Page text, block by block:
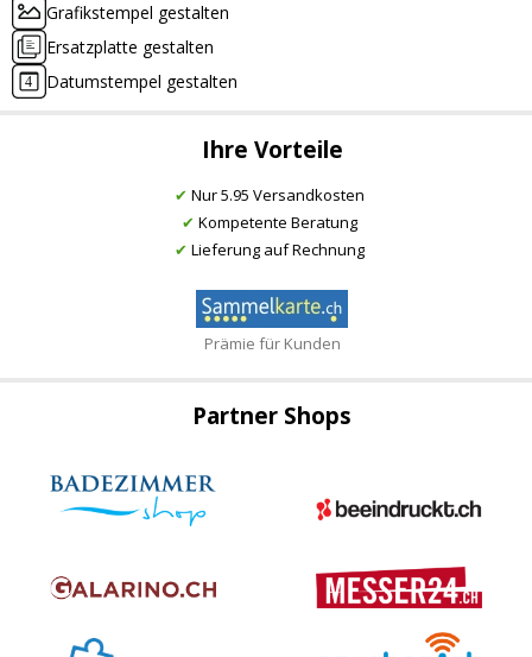
Grafikstempel gestalten
Ersatzplatte gestalten
Datumstempel gestalten
Ihre Vorteile
✔ Nur 5.95 Versandkosten
✔ Kompetente Beratung
✔ Lieferung auf Rechnung
Prämie für Kunden
Partner Shops